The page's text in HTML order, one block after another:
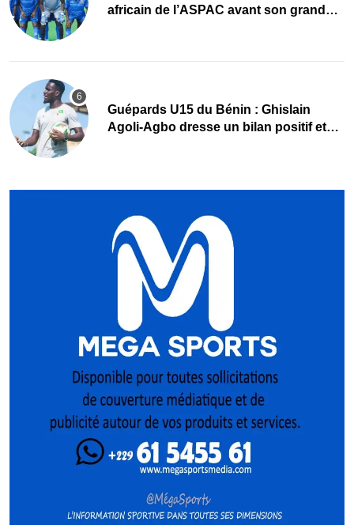
africain de l’ASPAC avant son grand
Guépards U15 du Bénin : Ghislain
Agoli-Agbo dresse un bilan positif et